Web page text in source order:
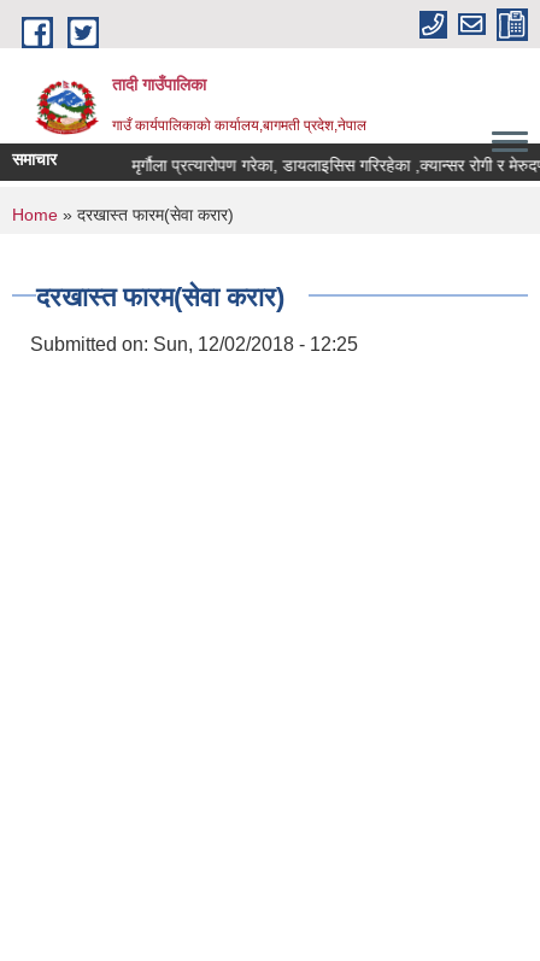
Skip to main content
तादी गाउँपालिका
गाउँ कार्यपालिकाको कार्यालय,बागमती प्रदेश,नेपाल
समाचार मृर्गौला प्रत्यारोपण गरेका, डायलाइसिस गरिरहेका ,क्यान्सर रोगी र
You are here
Home » दरखास्त फारम(सेवा करार)
दरखास्त फारम(सेवा करार)
Submitted on: Sun, 12/02/2018 - 12:25